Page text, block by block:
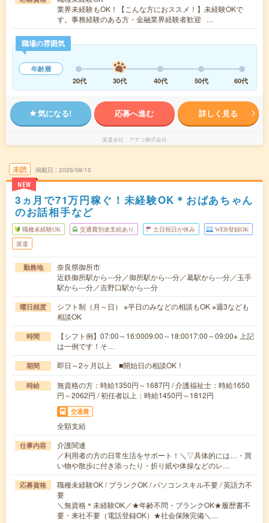
業界未経験もOK！【こんな方におススメ！】未経験OKで
す。事務経験のある方・金融業界経験者歓迎 …
職場の雰囲気
年齢層
20代
30代 40代 50代 60代
気になる! 応募へ進む 詳しく見る
派遣会社 アデコ株式会社
未読
NEW
掲載日 2026/08/10
3ヵ月で71万円稼ぐ！未経験OK＊おばあちゃん
のお話相手など
職種未経験OK 交通費別途支給あり 土日祝日が休み WEB登録OK
派遣
勤務地
奈良県御所市
近鉄御所駅から---分／御所駅から---分／葛駅から---分／玉手
駅から---分／吉野口駅から---分
曜日頻度
シフト制（月～日） ※平日のみなどの相談もOK ※週3なども
相談OK
時間
【シフト例】07:00～16:0009:00～18:0017:00～09:00※ 上記
は一例です！そ…
期間 即日～2ヶ月以上 ■開始日の相談OK！
時給
無資格の方：時給1350円～1687円 / 介護福祉士：時給1650
円～2062円 / 初任者以上：時給1450円～1812円
交通費
全額支給
仕事内容
介護関連
／利用者の方の日常生活をサポート！＼▽具体的には…・買
い物や散歩に付き添ったり・折り紙や体操などのレ…
応募資格
職種未経験OK / ブランクOK / パソコンスキル不要 / 英語力不
要
＼無資格＊未経験OK／★年齢不問・ブランクOK★履歴書不
要・来社不要（電話登録OK）★社会保険完備＼…